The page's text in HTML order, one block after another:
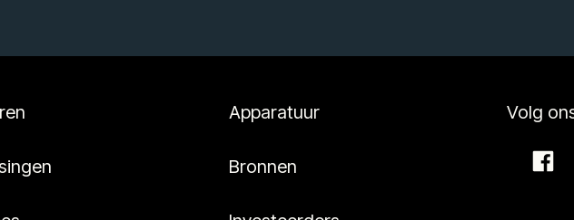
Apparatuur
Bronnen
Volg